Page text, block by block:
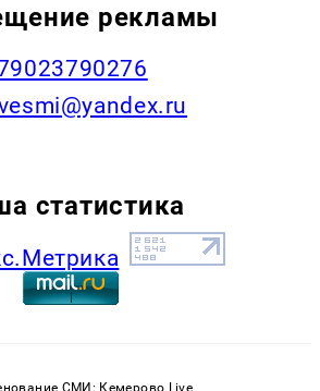
рекламы
статистика
СМИ: Кемерово Live